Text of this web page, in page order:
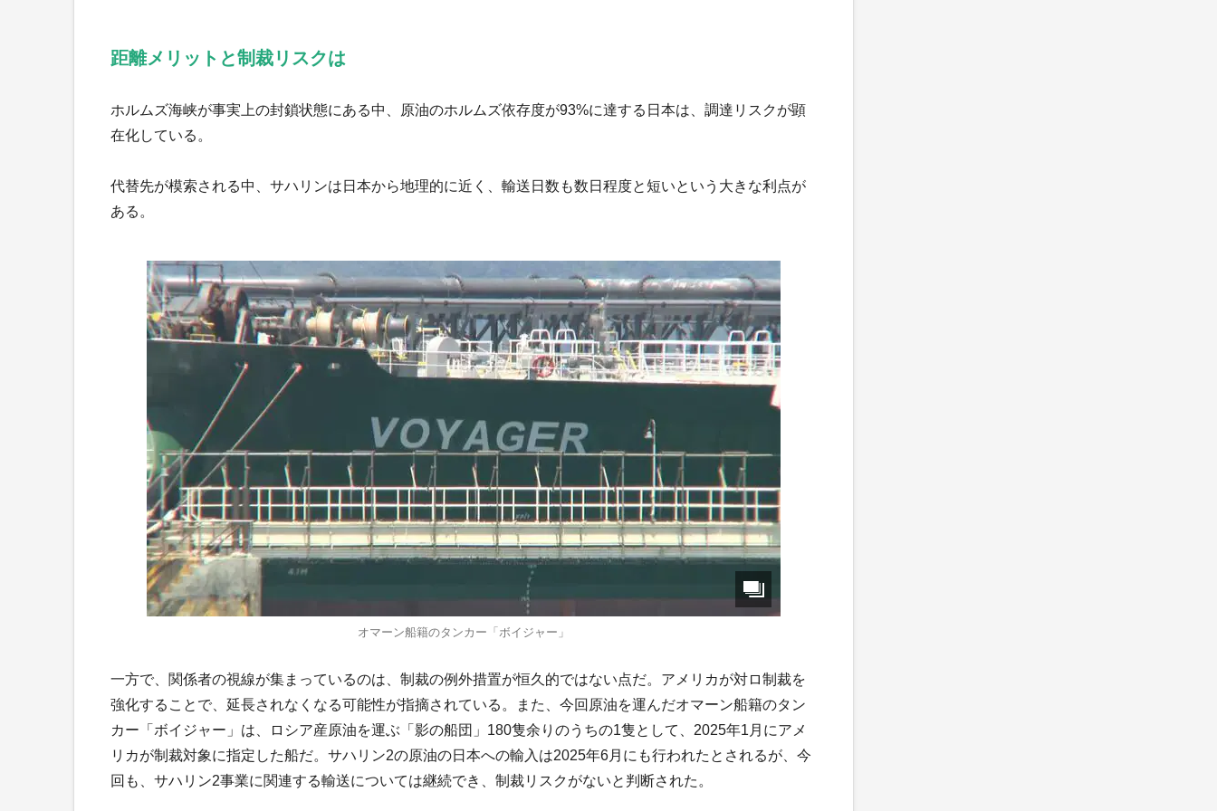
距離メリットと制裁リスクは
ホルムズ海峡が事実上の封鎖状態にある中、原油のホルムズ依存度が93%に達する日本は、調達リスクが顕
在化している。
代替先が模索される中、サハリンは日本から地理的に近く、輸送日数も数日程度と短いという大きな利点が
ある。
オマーン船籍のタンカー「ボイジャー」
一方で、関係者の視線が集まっているのは、制裁の例外措置が恒久的ではない点だ。アメリカが対ロ制裁を
強化することで、延長されなくなる可能性が指摘されている。また、今回原油を運んだオマーン船籍のタン
カー「ボイジャー」は、ロシア産原油を運ぶ「影の船団」180隻余りのうちの1隻として、2025年1月にアメ
リカが制裁対象に指定した船だ。サハリン2の原油の日本への輸入は2025年6月にも行われたとされるが、今
回も、サハリン2事業に関連する輸送については継続でき、制裁リスクがないと判断された。